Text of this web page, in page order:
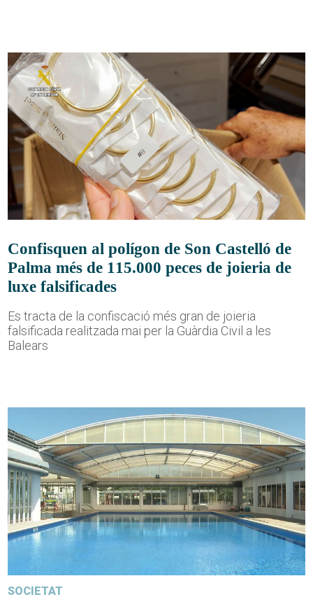
Confisquen al polígon de Son Castelló de
Palma més de 115.000 peces de joieria de
luxe falsificades
Es tracta de la confiscació més gran de joieria
falsificada realitzada mai per la Guàrdia Civil a les
Balears
SOCIETAT